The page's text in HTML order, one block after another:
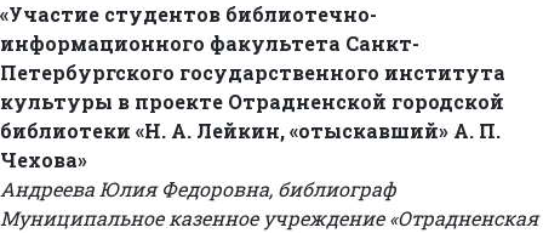
«Участие студентов библиотечно-
информационного факультета Санкт-
Петербургского государственного института
культуры в проекте Отрадненской городской
библиотеки «Н. А. Лейкин, «отыскавший» А. П.
Чехова»
Андреева Юлия Федоровна, библиограф
Муниципальное казенное учреждение «Отрадненская